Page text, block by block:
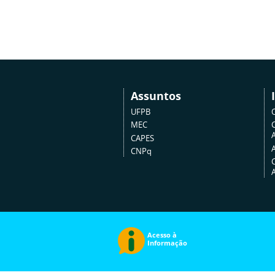
Assuntos
UFPB
MEC
CAPES
CNPq